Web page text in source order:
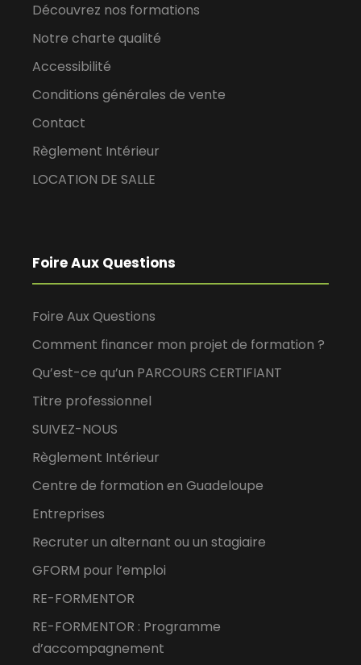
Découvrez nos formations
Notre charte qualité
Accessibilité
Conditions générales de vente
Contact
Règlement Intérieur
LOCATION DE SALLE
Foire Aux Questions
Foire Aux Questions
Comment financer mon projet de formation ?
Qu’est-ce qu’un PARCOURS CERTIFIANT
Titre professionnel
SUIVEZ-NOUS
Règlement Intérieur
Centre de formation en Guadeloupe
Entreprises
Recruter un alternant ou un stagiaire
GFORM pour l’emploi
RE-FORMENTOR
RE-FORMENTOR : Programme
d’accompagnement